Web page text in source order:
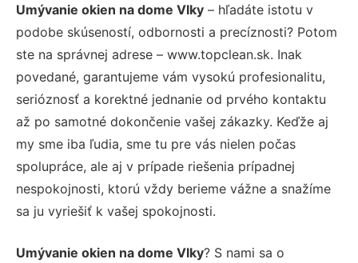
Umývanie okien na dome Vlky – hľadáte istotu v
podobe skúseností, odbornosti a precíznosti? Potom
ste na správnej adrese – www.topclean.sk. Inak
povedané, garantujeme vám vysokú profesionalitu,
serióznosť a korektné jednanie od prvého kontaktu
až po samotné dokončenie vašej zákazky. Keďže aj
my sme iba ľudia, sme tu pre vás nielen počas
spolupráce, ale aj v prípade riešenia prípadnej
nespokojnosti, ktorú vždy berieme vážne a snažíme
sa ju vyriešiť k vašej spokojnosti.
Umývanie okien na dome Vlky? S nami sa o